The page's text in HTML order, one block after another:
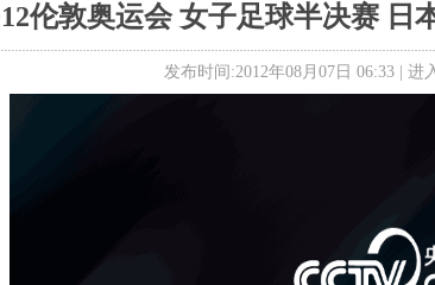
伦敦奥运会 女子足球半决赛 日
发布时间:2012年08月07日 06:33 | 进